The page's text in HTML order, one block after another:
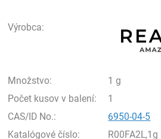
Výrobca:
Množstvo:
1 g
Počet kusov v balení:
1
CAS/ID No.:
6950-04-5
Katalógové číslo:
R00FA2L,1g